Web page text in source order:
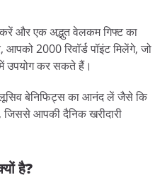
करें और एक अद्भुत वेलकम गिफ्ट का
2000 रिवॉर्ड पॉइंट मिलेंगे, जो
उपयोग कर सकते हैं।
बेनिफिट्स का आनंद लें जैसे कि
आपकी दैनिक खरीदारी
है?